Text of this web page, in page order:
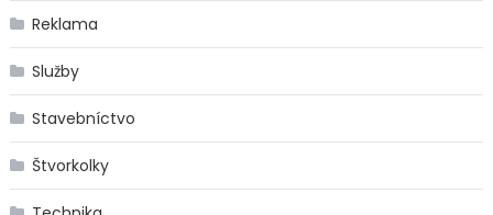
Reklama
Služby
Stavebníctvo
Štvorkolky